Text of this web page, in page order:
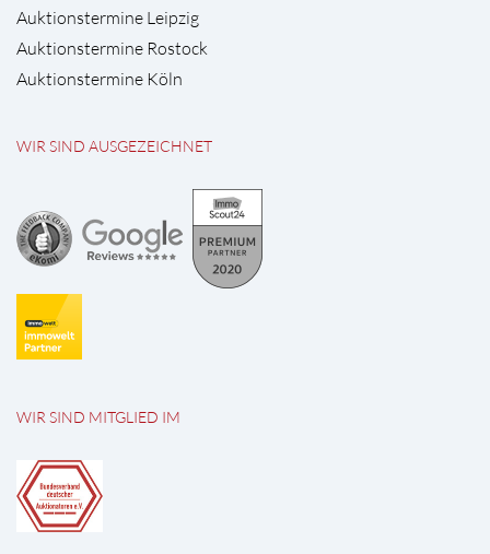
Auktionstermine Leipzig
Auktionstermine Rostock
Auktionstermine Köln
WIR SIND AUSGEZEICHNET
WIR SIND MITGLIED IM